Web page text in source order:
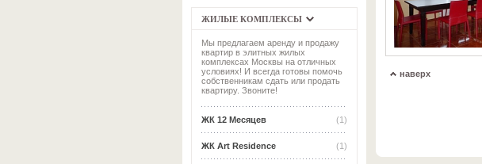
ЖИЛЫЕ КОМПЛЕКСЫ
Мы предлагаем аренду и продажу
квартир в элитных жилых
комплексах Москвы на отличных
условиях! И всегда готовы помочь
собственникам сдать или продать
квартиру. Звоните!
(1)
ЖК 12 Месяцев
(1)
ЖК Art Residence
наверх